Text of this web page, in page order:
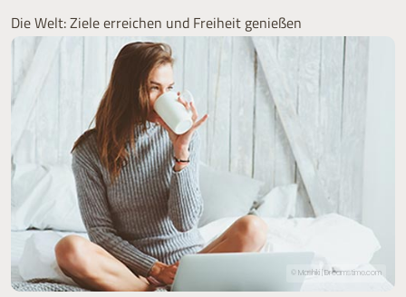
Die Welt: Ziele erreichen und Freiheit genießen
© Mashiki | Dreamstime.com